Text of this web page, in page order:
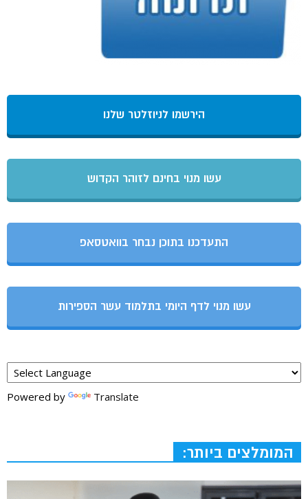
הירשמו לניוזלטר שלנו
עשו מנוי בחינם לזוהר הקדוש
התעדכנו בתוכן נבחר בוואטסאפ
עשו מנוי לדף היומי בתלמוד עשר הספירות
Powered by Translate
המומלצים ביותר: